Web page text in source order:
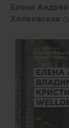
Елена
Холковская